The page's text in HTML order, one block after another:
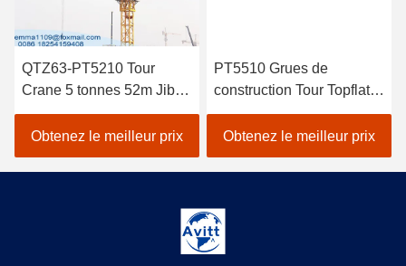
QTZ63-PT5210 Tour
Crane 5 tonnes 52m Jib
Long Construction
bâtiment grue
Obtenez le meilleur prix
PT5510 Grues de
construction Tour Topflat
Tour Crane spécifications
6tObtenez le meilleur prix